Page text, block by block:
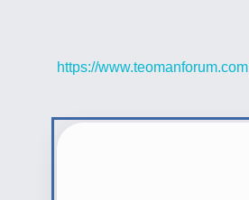
https://www.teomanforum.com